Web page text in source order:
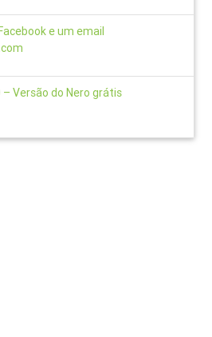
e um email
– Versão do Nero grátis